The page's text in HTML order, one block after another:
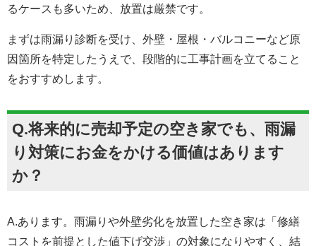
るケースも多いため、放置は厳禁です。
まずは雨漏り診断を受け、外壁・屋根・バルコニーなど原
因箇所を特定したうえで、段階的に工事計画を立てること
をおすすめします。
Q.将来的に売却予定の空き家でも、雨漏
り対策にお金をかける価値はあります
か？
A.あります。雨漏りや外壁劣化を放置した空き家は「修繕
コストを前提とした値下げ交渉」の対象になりやすく、結